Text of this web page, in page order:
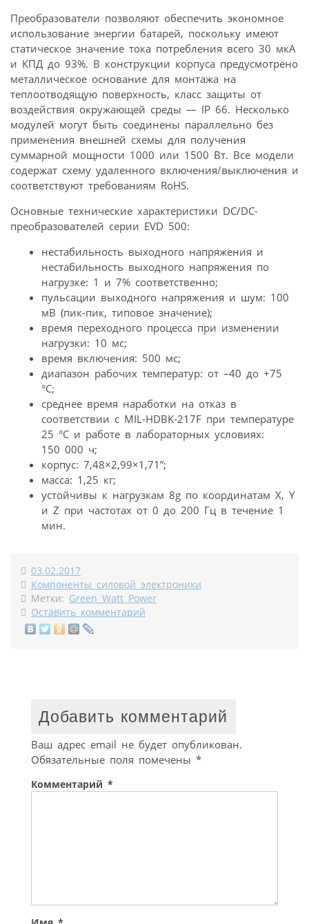
Преобразователи позволяют обеспечить экономное
использование энергии батарей, поскольку имеют
статическое значение тока потребления всего 30 мкА
и КПД до 93%. В конструкции корпуса предусмотрено
металлическое основание для монтажа на
теплоотводящую поверхность, класс защиты от
воздействия окружающей среды — IP 66. Несколько
модулей могут быть соединены параллельно без
применения внешней схемы для получения
суммарной мощности 1000 или 1500 Вт. Все модели
содержат схему удаленного включения/выключения и
соответствуют требованиям RoHS.
Основные технические характеристики DC/DC-
преобразователей серии EVD 500:
нестабильность выходного напряжения и
нестабильность выходного напряжения по
нагрузке: 1 и 7% соответственно;
пульсации выходного напряжения и шум: 100
мВ (пик-пик, типовое значение);
время переходного процесса при изменении
нагрузки: 10 мс;
время включения: 500 мс;
диапазон рабочих температур: от –40 до +75
°C;
среднее время наработки на отказ в
соответствии с MIL-HDBK-217F при температуре
25 °C и работе в лабораторных условиях:
150 000 ч;
корпус: 7,48×2,99×1,71”;
масса: 1,25 кг;
устойчивы к нагрузкам 8g по координатам X, Y
и Z при частотах от 0 до 200 Гц в течение 1
мин.
03.02.2017
Компоненты силовой электроники
Метки: Green Watt Power
Оставить комментарий
Добавить комментарий
Ваш адрес email не будет опубликован.
Обязательные поля помечены *
Комментарий *